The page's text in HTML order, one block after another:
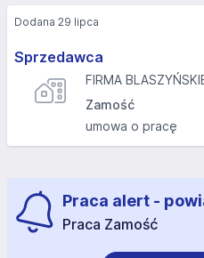
Sprzedawca
FIRMA
Zamość
umowa o pracę
Dodana 29 lipca
Praca alert -
Praca Zamość